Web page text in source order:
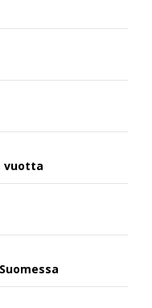
vuotta